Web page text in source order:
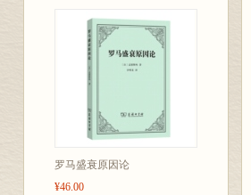
罗马盛衰原因论
¥46.00